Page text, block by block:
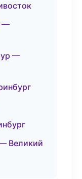
—
—
Великий